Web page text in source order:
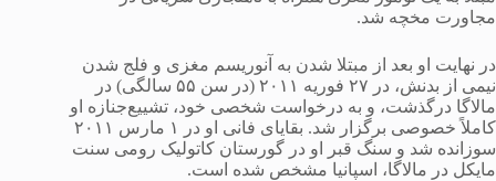
مجاورت مخچه شد.
در نهایت او بعد از مبتلا شدن به آنوریسم مغزی و فلج شدن
نیمی از بدنش، در ۲۷ فوریه ۲۰۱۱ (در سن ۵۵ سالگی) در
مالاگا درگذشت، و به درخواست شخصی خود، تشییع‌جنازه او
کاملاً خصوصی برگزار شد. بقایای فانی او در ۱ مارس ۲۰۱۱
سوزانده شد و سنگ قبر او در گورستان کاتولیک رومی سنت
مایکل در مالاگا، اسپانیا مشخص شده است.